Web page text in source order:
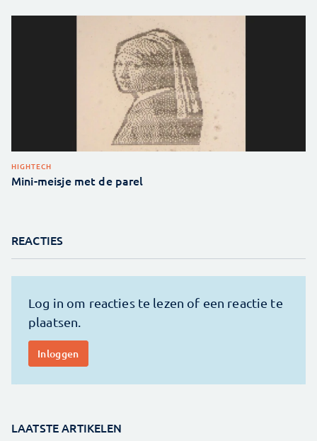
HIGHTECH
Mini-meisje met de parel
REACTIES
LAATSTE ARTIKELEN